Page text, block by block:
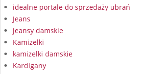
idealne portale do sprzedaży ubrań
Jeans
jeansy damskie
Kamizelki
kamizelki damskie
Kardigany